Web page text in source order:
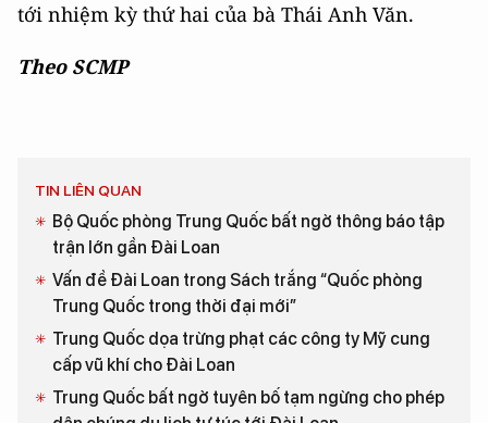
tới nhiệm kỳ thứ hai của bà Thái Anh Văn.
Theo SCMP
TIN LIÊN QUAN
Bộ Quốc phòng Trung Quốc bất ngờ thông báo tập
trận lớn gần Đài Loan
Vấn đề Đài Loan trong Sách trắng “Quốc phòng
Trung Quốc trong thời đại mới”
Trung Quốc dọa trừng phạt các công ty Mỹ cung
cấp vũ khí cho Đài Loan
Trung Quốc bất ngờ tuyên bố tạm ngừng cho phép